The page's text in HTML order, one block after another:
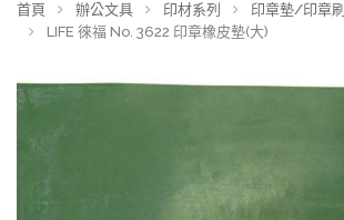
首頁 辦公文具 印材系列
印章墊/印章刷
LIFE 徠福 No. 3622 印章橡皮墊(大)